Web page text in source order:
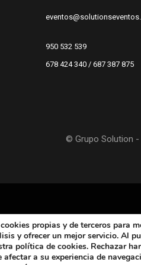
950 532 539
678 424 340 / 687 387 875
© Grupo Solution -
propias y de terceros para
y ofrecer un mejor servicio. Al
política de cookies. Rechazar
afectar a su experiencia de